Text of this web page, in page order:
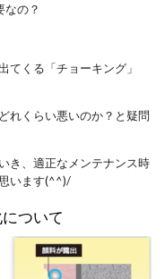
なの？
てくる「チョーキング」
れくらい悪いのか？と疑問
き、適正なメンテナンス時
います(^^)/
ついて